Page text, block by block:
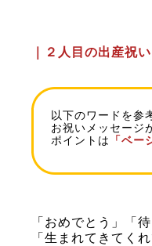
｜２人目の出産祝
以下のワードを参
お祝いメッセージ
ポイントは
「ベー
「おめでとう」「
「生まれてきてく